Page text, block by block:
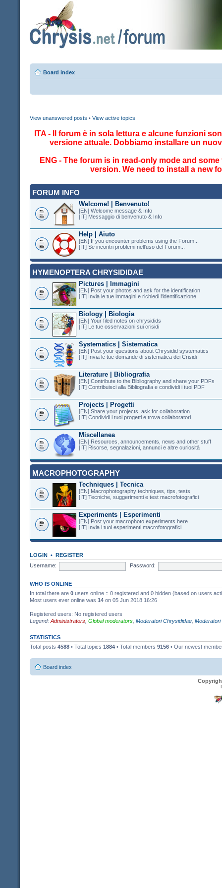
Board index
View unanswered posts • View active topics
ITA - Il forum è in sola lettura e alcune funzioni
versione attuale. Dobbiamo installare un
ENG - The forum is in read-only mode and
version. We need to install a new
FORUM INFO
Welcome! | Benvenuto!
[EN] Welcome message & Info
[IT] Messaggio di benvenuto & Info
Help | Aiuto
[EN] If you encounter problems using the Forum...
[IT] Se incontri problemi nell'uso del Forum...
HYMENOPTERA CHRYSIDIDAE
Pictures | Immagini
[EN] Post your photos and ask for the identification
[IT] Invia le tue immagini e richiedi l'identificazione
Biology | Biologia
[EN] Your filed notes on chrysidids
[IT] Le tue osservazioni sui crisidi
Systematics | Sistematica
[EN] Post your questions about Chrysidid systematics
[IT] Invia le tue domande di sistematica dei Crisidi
Literature | Bibliografia
[EN] Contribute to the Bibliography and share your PDFs
[IT] Contribuisci alla Bibliografia e condividi i tuoi PDF
Projects | Progetti
[EN] Share your projects, ask for collaboration
[IT] Condividi i tuoi progetti e trova collaboratori
Miscellanea
[EN] Resources, announcements, news and other stuff
[IT] Risorse, segnalazioni, annunci e altre curiosità
MACROPHOTOGRAPHY
Techniques | Tecnica
[EN] Macrophotography techniques, tips, tests
[IT] Tecniche, suggerimenti e test macrofotografici
Experiments | Esperimenti
[EN] Post your macrophoto experiments here
[IT] Invia i tuoi esperimenti macrofotografici
LOGIN • REGISTER
Username:
Password:
WHO IS ONLINE
In total there are 0 users online :: 0 registered and 0 hidden (based on users
Most users ever online was 14 on 05 Jun 2018 16:26
Registered users: No registered users
Legend: Administrators Global moderators Moderatori Chrysididae
STATISTICS
Total posts 4588 • Total topics 1884 • Total members 9156 • Our newest
Board index